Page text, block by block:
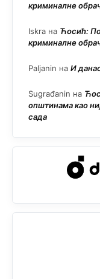
криминалне
Iskra на Ћосић:
криминалне
Paljanin на И
Sugrađanin на
општинама као
сада